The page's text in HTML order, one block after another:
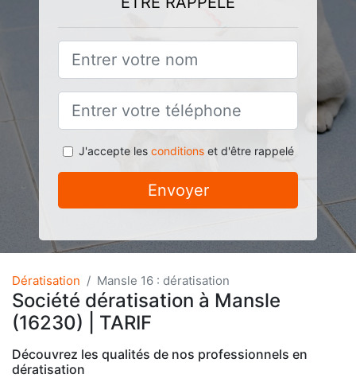
J'accepte les conditionset d'être rappelé
Envoyer
Dératisation Mansle 16 : dératisation
Société dératisation à Mansle
(16230) | TARIF
Découvrez les qualités de nos professionnels en
dératisation